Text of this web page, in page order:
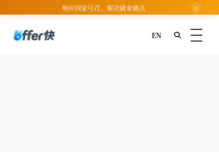
×
响应国家号召、解决就业痛点
EN